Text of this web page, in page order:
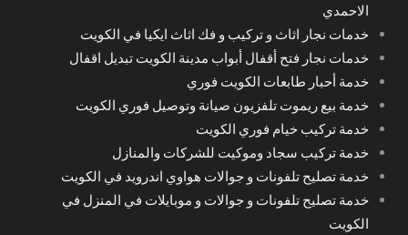
الاحمدي
خدمات نجار اثاث و تركيب و فك اثاث ايكيا في الكويت
خدمات نجار فتح أقفال أبواب مدينة الكويت تبديل اقفال
خدمة أحبار طابعات الكويت فوري
خدمة بيع ريموت تلفزيون صيانة وتوصيل فوري الكويت
خدمة تركيب خيام فوري الكويت
خدمة تركيب سجاد وموكيت للشركات والمنازل
خدمة تصليح تلفونات و جوالات هواوي اندرويد في الكويت
خدمة تصليح تلفونات و جوالات و موبايلات في المنزل في
الكويت